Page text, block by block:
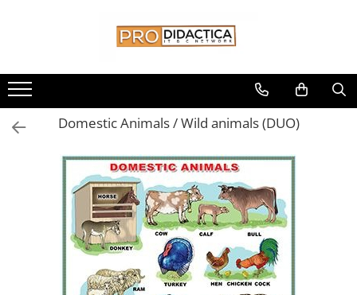
Oferta PNRR/PNRAS
Pachete Echipamente Sali Clasa
Pachete Echipamente Sala Clasa
Table/Display-uri Interactive
Table Interactive
Display-uri Interactive
Suporti/Standuri/Accesorii
Imprimante si Multifunctionale
Imprimante 3D
Domestic Animals / Wild animals (DUO)